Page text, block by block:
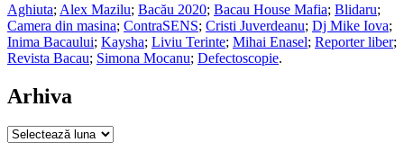
Aghiuta; Alex Mazilu; Bacău 2020; Bacau House Mafia; Blidaru;
Camera din masina; ContraSENS; Cristi Juverdeanu; Dj Mike Iova;
Inima Bacaului; Kaysha; Liviu Terinte; Mihai Enasel; Reporter liber;
Revista Bacau; Simona Mocanu; Defectoscopie.
Arhiva
Arhiva